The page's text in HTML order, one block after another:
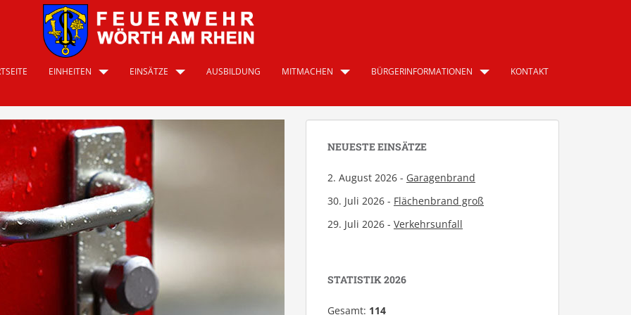
EINHEITEN EINSÄTZE AUSBILDUNG MITMACHEN BÜRGERINFORMATIONEN KONTAKT
NEUESTE EINSÄTZE
2. August 2026 - Garagenbrand
30. Juli 2026 - Flächenbrand groß
29. Juli 2026 - Verkehrsunfall
STATISTIK 2026
Gesamt: 114